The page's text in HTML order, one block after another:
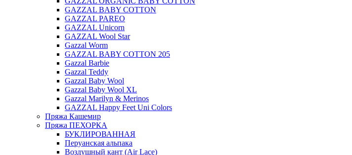
GAZZAL BABY COTTON
GAZZAL PAREO
GAZZAL Unicorn
GAZZAL Wool Star
Gazzal Worm
GAZZAL BABY COTTON 205
Gazzal Barbie
Gazzal Teddy
Gazzal Baby Wool
Gazzal Baby Wool XL
Gazzal Marilyn & Merinos
GAZZAL Happy Feet Uni Colors
Пряжа Кашемир
Пряжа ПЕХОРКА
БУКЛИРОВАННАЯ
Перуанская альпака
Воздушный кант (Air Lace)